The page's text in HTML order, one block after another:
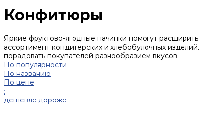
Конфитюры
Яркие фруктово-ягодные начинки помогут расширить
ассортимент кондитерских и хлебобулочных изделий,
порадовать покупателей разнообразием вкусов.
По популярности
По названию
По цене
:
дешевле дороже